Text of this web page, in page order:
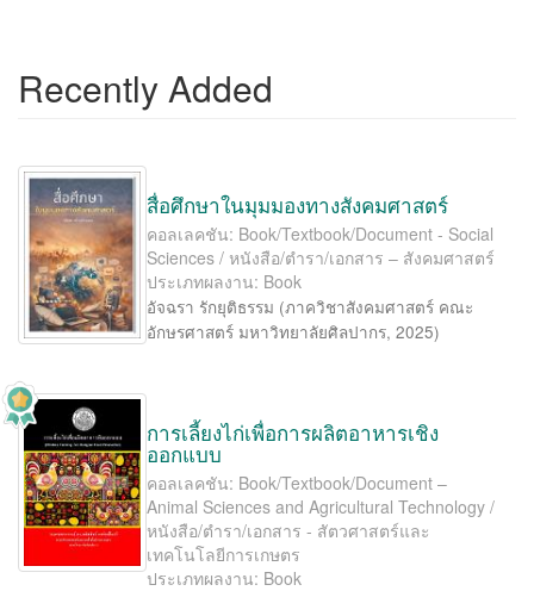
Recently Added
สื่อศึกษาในมุมมองทางสังคมศาสตร์
คอลเลคชัน: Book/Textbook/Document - Social
Sciences / หนังสือ/ตำรา/เอกสาร – สังคมศาสตร์
ประเภทผลงาน: Book
อัจฉรา รักยุติธรรม (ภาควิชาสังคมศาสตร์ คณะ
อักษรศาสตร์ มหาวิทยาลัยศิลปากร, 2025)
การเลี้ยงไก่เพื่อการผลิตอาหารเชิง
ออกแบบ
คอลเลคชัน: Book/Textbook/Document –
Animal Sciences and Agricultural Technology /
หนังสือ/ตำรา/เอกสาร - สัตวศาสตร์และ
เทคโนโลยีการเกษตร
ประเภทผลงาน: Book